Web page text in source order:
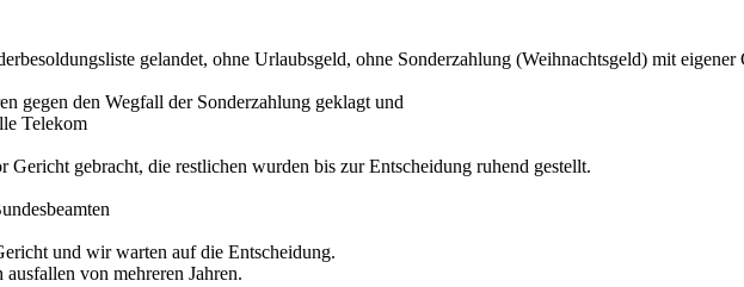
gelandet, ohne Urlaubsgeld, ohne Sonderzahlung (Weihnachtsgeld) mit eigener
gegen den Wegfall der Sonderzahlung geklagt und
Telekom
gebracht, die restlichen wurden bis zur Entscheidung ruhend gestellt.
und wir warten auf die Entscheidung.
von mehreren Jahren.